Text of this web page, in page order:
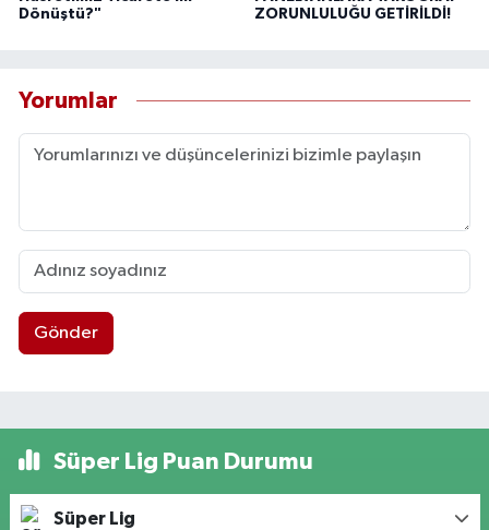
Dönüştü?"
ZORUNLULUĞU GETİRİLDİ!
Yorumlar
Gönder
Süper Lig Puan Durumu
Süper Lig